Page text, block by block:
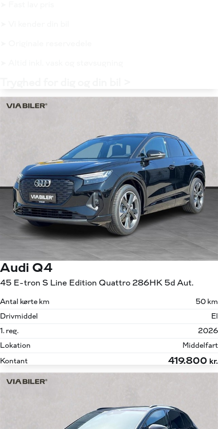
Audi Q4
45 E-tron S Line Edition Quattro 286HK 5d Aut.
Antal kørte km
50 km
Drivmiddel
El
1. reg.
2026
Lokation
Middelfart
Kontant
419.800 kr.